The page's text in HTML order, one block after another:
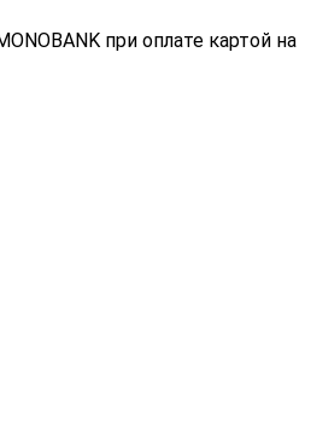
при оплате картой на